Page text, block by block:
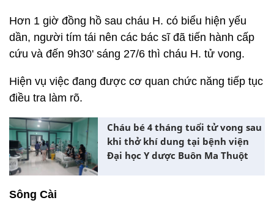
Hơn 1 giờ đồng hồ sau cháu H. có biểu hiện yếu
dần, người tím tái nên các bác sĩ đã tiến hành cấp
cứu và đến 9h30' sáng 27/6 thì cháu H. tử vong.
Hiện vụ việc đang được cơ quan chức năng tiếp tục
điều tra làm rõ.
Cháu bé 4 tháng tuổi tử vong sau
khi thở khí dung tại bệnh viện
Đại học Y dược Buôn Ma Thuột
Sông Cài